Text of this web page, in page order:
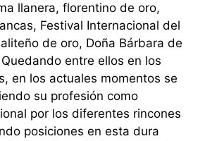
llanera, florentino de oro,
Festival Internacional del
de oro, Doña Bárbara de
entre ellos en los
en los actuales momentos se
su profesión como
por los diferentes rincones
posiciones en esta dura